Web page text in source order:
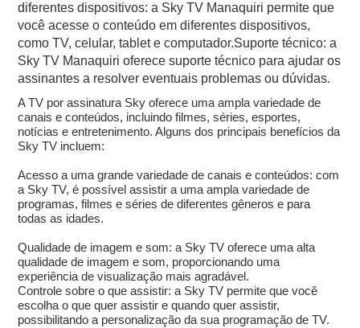
diferentes dispositivos: a Sky TV Manaquiri permite que
você acesse o conteúdo em diferentes dispositivos,
como TV, celular, tablet e computador.Suporte técnico: a
Sky TV Manaquiri oferece suporte técnico para ajudar os
assinantes a resolver eventuais problemas ou dúvidas.
A TV por assinatura Sky oferece uma ampla variedade de
canais e conteúdos, incluindo filmes, séries, esportes,
notícias e entretenimento. Alguns dos principais benefícios da
Sky TV incluem:
Acesso a uma grande variedade de canais e conteúdos: com
a Sky TV, é possível assistir a uma ampla variedade de
programas, filmes e séries de diferentes gêneros e para
todas as idades.
Qualidade de imagem e som: a Sky TV oferece uma alta
qualidade de imagem e som, proporcionando uma
experiência de visualização mais agradável.
Controle sobre o que assistir: a Sky TV permite que você
escolha o que quer assistir e quando quer assistir,
possibilitando a personalização da sua programação de TV.